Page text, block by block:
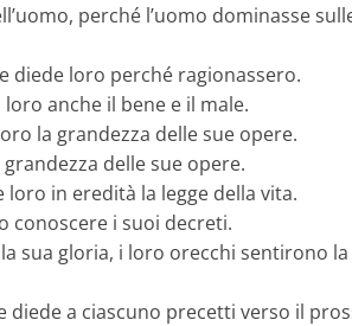
perché l’uomo dominasse
diede loro perché ragionassero.
anche il bene e il male.
la grandezza delle sue opere.
delle sue opere.
in eredità la legge della vita.
conoscere i suoi decreti.
sua gloria, i loro orecchi sentirono
diede a ciascuno precetti verso il